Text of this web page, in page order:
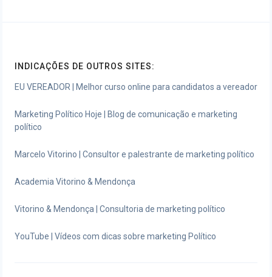
INDICAÇÕES DE OUTROS SITES:
EU VEREADOR | Melhor curso online para candidatos a vereador
Marketing Político Hoje | Blog de comunicação e marketing
político
Marcelo Vitorino | Consultor e palestrante de marketing político
Academia Vitorino & Mendonça
Vitorino & Mendonça | Consultoria de marketing político
YouTube | Vídeos com dicas sobre marketing Político